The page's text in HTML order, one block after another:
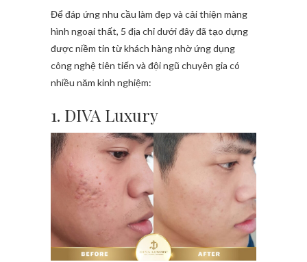
Để đáp ứng nhu cầu làm đẹp và cải thiện màng
hình ngoại thất, 5 địa chỉ dưới đây đã tạo dựng
được niềm tin từ khách hàng nhờ ứng dụng
công nghệ tiên tiến và đội ngũ chuyên gia có
nhiều năm kinh nghiệm:
1. DIVA Luxury